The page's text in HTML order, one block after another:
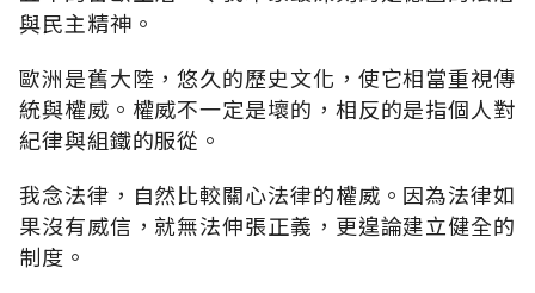
與民主精神。
歐洲是舊大陸，悠久的歷史文化，使它相當重視傳
統與權威。權威不一定是壞的，相反的是指個人對
紀律與組鐵的服從。
我念法律，自然比較關心法律的權威。因為法律如
果沒有威信，就無法伸張正義，更遑論建立健全的
制度。